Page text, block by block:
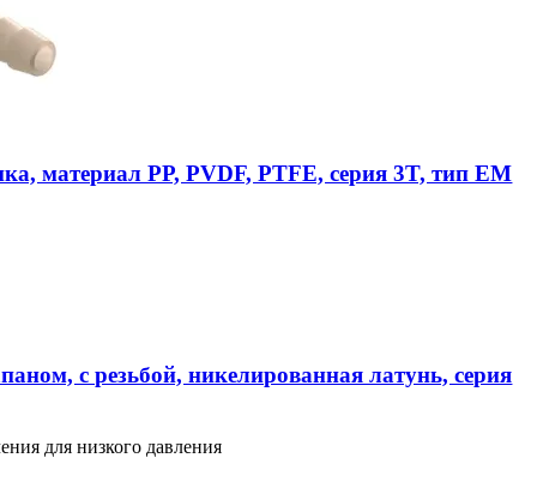
материал PP, PVDF, PTFE, серия 3T, тип EM
с резьбой, никелированная латунь, серия
для низкого давления